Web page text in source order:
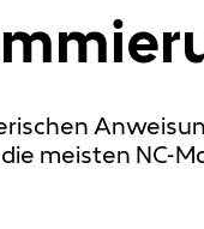
meisten NC-